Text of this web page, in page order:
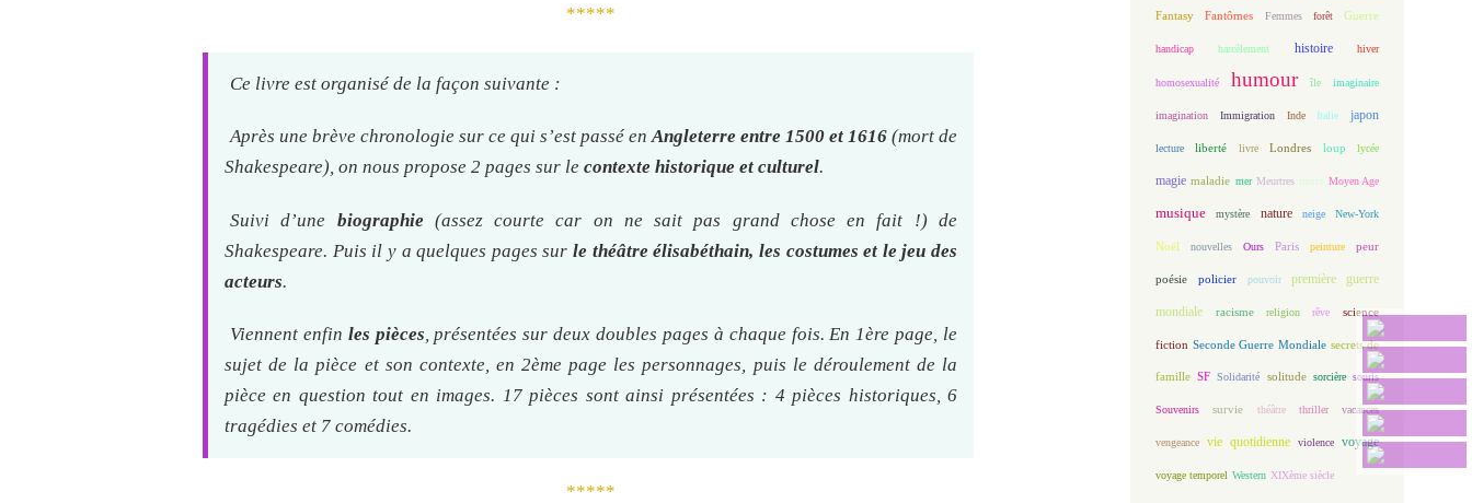
*****
Ce livre est organisé de la façon suivante :
Après une brève chronologie sur ce qui s’est passé enAngleterre entre 1500 et 1616 (mort de
Shakespeare), on nous propose 2 pages sur le contexte historique et culturel.
Suivi d’une biographie (assez courte car on ne sait pas grand chose en fait !) de
Shakespeare. Puis il y a quelques pages sur le théâtre élisabéthain, les costumes et le jeu des
acteurs.
Viennent enfin les pièces, présentées sur deux doubles pages à chaque fois. En 1ère page, le
sujet de la pièce et son contexte, en 2ème page les personnages, puis le déroulement de la
pièce en question tout en images. 17 pièces sont ainsi présentées : 4 pièces historiques, 6
tragédies et 7 comédies.
*****
Fantasy Fantômes Femmes forêt Guerre
handicap harcèlement histoire hiver
homosexualité humour île imaginaire
imagination Immigration Inde Italie japon
lecture liberté livre Londres loup lycée
magie maladie mer Meurtres mort Moyen Age
musique mystère nature neige New-York
Noël nouvelles Ours Paris peinture peur
poésie policier pouvoir première guerre
mondiale racisme religion rêve science
fiction Seconde Guerre Mondiale secrets de
famille SF Solidarité solitude sorcière souris
Souvenirs survie théâtre thriller vacances
vengeance vie quotidienne violence voyage
voyage temporel Western XIXème siècle